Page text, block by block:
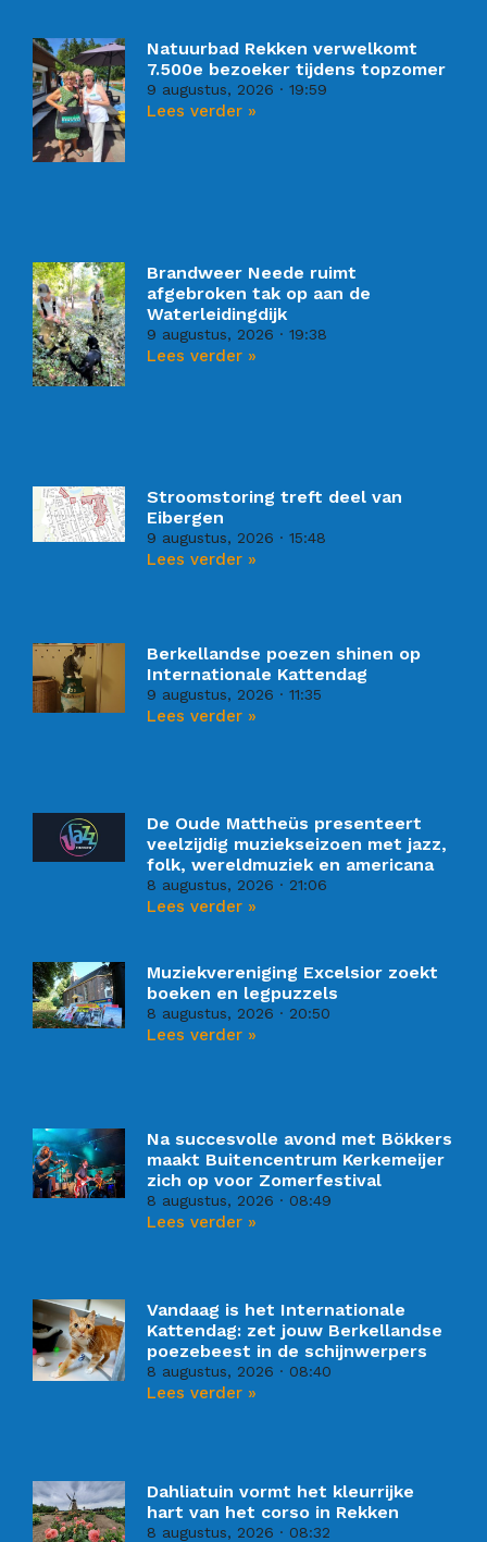
Natuurbad Rekken verwelkomt
7.500e bezoeker tijdens topzomer
9 augustus, 2026 19:59
Lees verder »
Brandweer Neede ruimt
afgebroken tak op aan de
Waterleidingdijk
9 augustus, 2026 19:38
Lees verder »
Stroomstoring treft deel van
Eibergen
9 augustus, 2026 15:48
Lees verder »
Berkellandse poezen shinen op
Internationale Kattendag
9 augustus, 2026 11:35
Lees verder »
De Oude Mattheüs presenteert
veelzijdig muziekseizoen met jazz,
folk, wereldmuziek en americana
8 augustus, 2026 21:06
Lees verder »
Muziekvereniging Excelsior zoekt
boeken en legpuzzels
8 augustus, 2026 20:50
Lees verder »
Na succesvolle avond met Bökkers
maakt Buitencentrum Kerkemeijer
zich op voor Zomerfestival
8 augustus, 2026 08:49
Lees verder »
Vandaag is het Internationale
Kattendag: zet jouw Berkellandse
poezebeest in de schijnwerpers
8 augustus, 2026 08:40
Lees verder »
Dahliatuin vormt het kleurrijke
hart van het corso in Rekken
8 augustus, 2026 08:32